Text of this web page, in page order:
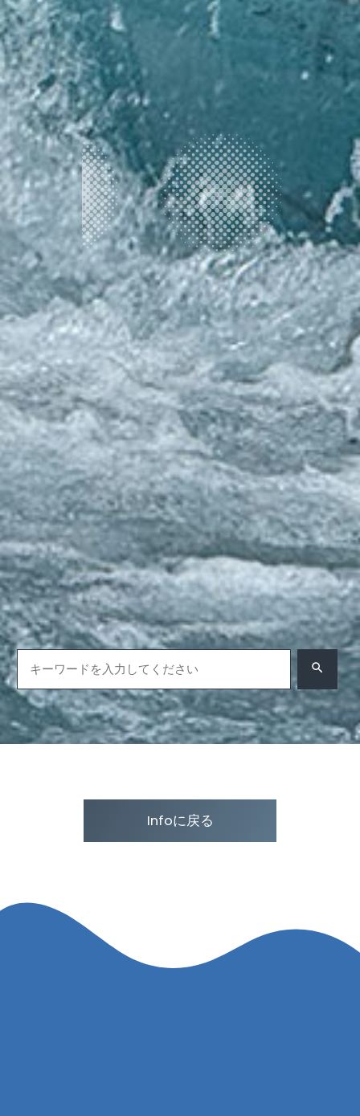
7月三連休は今年も安曇野ツアー
2026.07.22
安曇野ツアー
2026.07.21
2026年度の新規会員募集は終了
しました
2026.07.01
Infoに戻る